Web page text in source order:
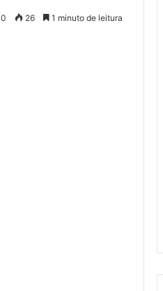
0 26 1 minuto de leitura